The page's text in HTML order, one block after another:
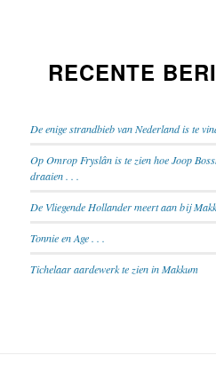
RECENTE
De enige strandbieb van Nederland is te
Op Omrop Fryslân is te zien hoe Joop
draaien . . .
De Vliegende Hollander meert aan bij
Tonnie en Age . . .
Tichelaar aardewerk te zien in Makkum